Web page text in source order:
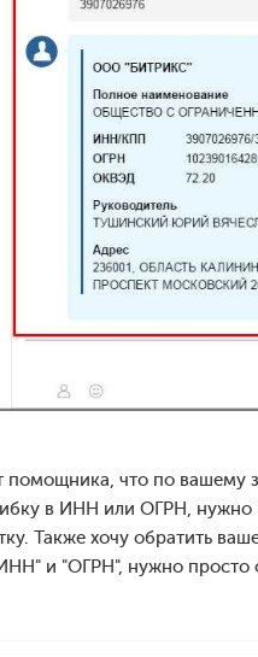
помощника, что по вашему
в ИНН или ОГРН, нужно
Также хочу обратить
и "ОГРН", нужно просто